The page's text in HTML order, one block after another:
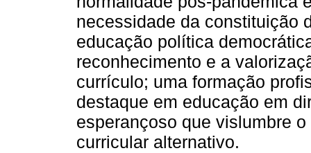
necessidade da constituição
educação política
reconhecimento e a
currículo; uma formação
destaque em educação em
esperançoso que vislumbre
curricular alternativo.